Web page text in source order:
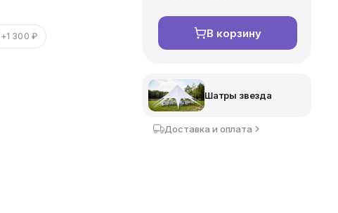
+1 300 ₽ В корзину
Шатры звезда
Доставка и оплата